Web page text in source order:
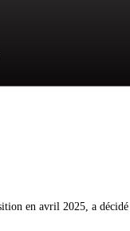
en avril 2025, a